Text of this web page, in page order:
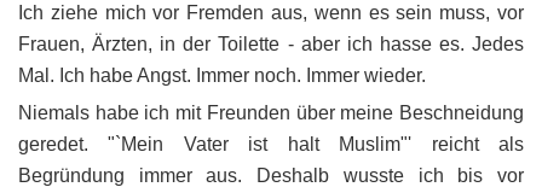
Ich ziehe mich vor Fremden aus, wenn es sein muss, vor
Frauen, Ärzten, in der Toilette - aber ich hasse es. Jedes
Mal. Ich habe Angst. Immer noch. Immer wieder.
Niemals habe ich mit Freunden über meine Beschneidung
geredet. "`Mein Vater ist halt Muslim"' reicht als
Begründung immer aus. Deshalb wusste ich bis vor